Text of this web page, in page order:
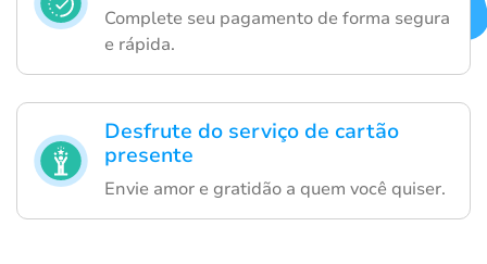
Complete seu pagamento de forma segura
e rápida.
Desfrute do serviço de cartão
presente
Envie amor e gratidão a quem você quiser.